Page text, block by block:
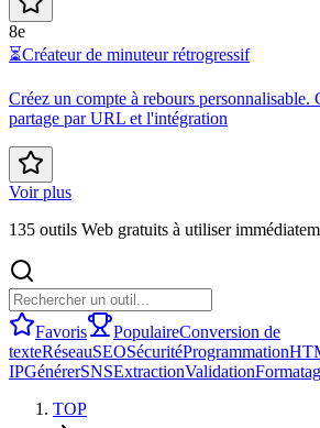
8e
⏳Créateur de minuteur rétrogressif
Créez un compte à rebours personnalisable.
partage par URL et l'intégration
Voir plus
135 outils Web gratuits à utiliser
Favoris PopulaireConversion de
texteRéseauSEOSécuritéProgrammation
IPGénérerSNSExtractionValidation
TOP